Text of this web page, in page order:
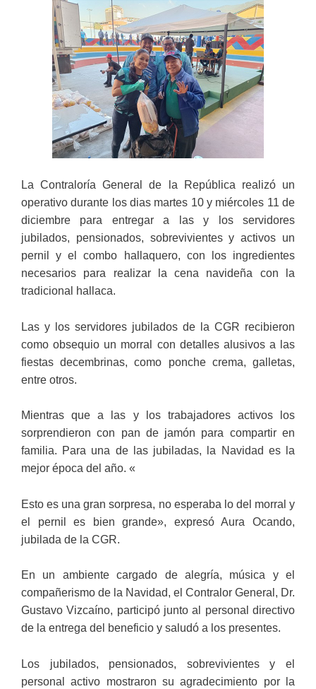
La Contraloría General de la República realizó un
operativo durante los dias martes 10 y miércoles 11 de
diciembre para entregar a las y los servidores
jubilados, pensionados, sobrevivientes y activos un
pernil y el combo hallaquero, con los ingredientes
necesarios para realizar la cena navideña con la
tradicional hallaca.
Las y los servidores jubilados de la CGR recibieron
como obsequio un morral con detalles alusivos a las
fiestas decembrinas, como ponche crema, galletas,
entre otros.
Mientras que a las y los trabajadores activos los
sorprendieron con pan de jamón para compartir en
familia. Para una de las jubiladas, la Navidad es la
mejor época del año. «
Esto es una gran sorpresa, no esperaba lo del morral y
el pernil es bien grande», expresó Aura Ocando,
jubilada de la CGR.
En un ambiente cargado de alegría, música y el
compañerismo de la Navidad, el Contralor General, Dr.
Gustavo Vizcaíno, participó junto al personal directivo
de la entrega del beneficio y saludó a los presentes.
Los jubilados, pensionados, sobrevivientes y el
personal activo mostraron su agradecimiento por la